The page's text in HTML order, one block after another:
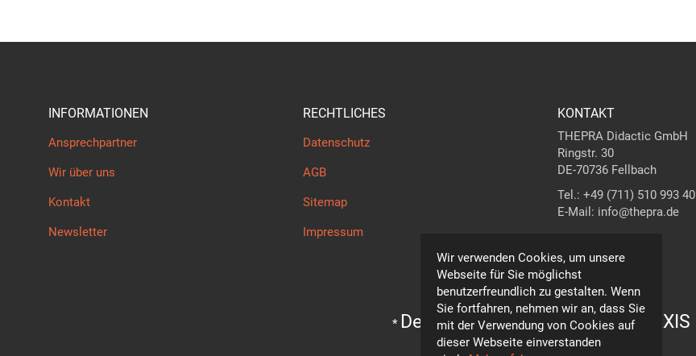
Wir verwenden Cookies, um unsere
Webseite für Sie möglichst
benutzerfreundlich zu gestalten. Wenn
Sie fortfahren, nehmen wir an, dass Sie
mit der Verwendung von Cookies auf
dieser Webseite einverstanden
INFORMATIONEN
Ansprechpartner
Wir über uns
Kontakt
Newsletter
RECHTLICHES
Datenschutz
AGB
Sitemap
Impressum
KONTAKT
THEPRA Didactic GmbH
Ringstr. 30
DE-70736 Fellbach
Tel.: +49 (711) 510 993 40
E-Mail: info@thepra.de
* Der Maßstab inTHEORIE +PRAXIS
Technische Änderungen vorbehalten!